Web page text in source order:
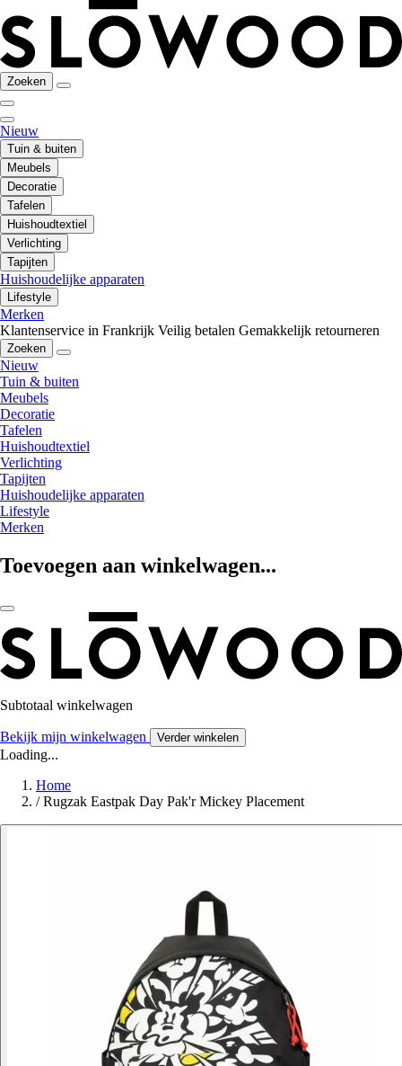
Zoeken
Nieuw
Tuin & buiten
Meubels
Decoratie
Tafelen
Huishoudtextiel
Verlichting
Tapijten
Huishoudelijke apparaten
Lifestyle
Merken
Klantenservice in Frankrijk Veilig betalen Gemakkelijk retourneren
Zoeken
Nieuw
Tuin & buiten
Meubels
Decoratie
Tafelen
Huishoudtextiel
Verlichting
Tapijten
Huishoudelijke apparaten
Lifestyle
Merken
Toevoegen aan winkelwagen...
Subtotaal winkelwagen
Bekijk mijn winkelwagen Verder winkelen
Loading...
Home
/ Rugzak Eastpak Day Pak'r Mickey Placement